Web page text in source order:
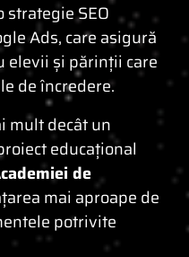
strategie SEO
Ads, care asigură
și părinții care
de încredere.
mult decât un
educațional
de
mai aproape de
potrivite